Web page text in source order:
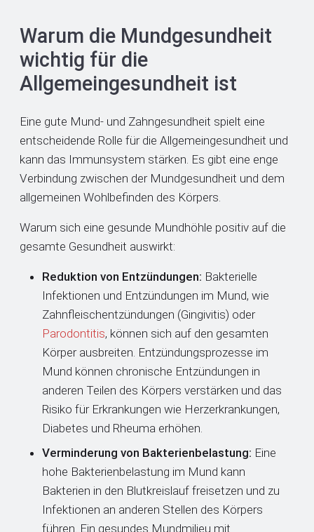
Warum die Mundgesundheit
wichtig für die
Allgemeingesundheit ist
Eine gute Mund- und Zahngesundheit spielt eine
entscheidende Rolle für die Allgemeingesundheit und
kann das Immunsystem stärken. Es gibt eine enge
Verbindung zwischen der Mundgesundheit und dem
allgemeinen Wohlbefinden des Körpers.
Warum sich eine gesunde Mundhöhle positiv auf die
gesamte Gesundheit auswirkt:
Reduktion von Entzündungen: Bakterielle
Infektionen und Entzündungen im Mund, wie
Zahnfleischentzündungen (Gingivitis) oder
Parodontitis, können sich auf den gesamten
Körper ausbreiten. Entzündungsprozesse im
Mund können chronische Entzündungen in
anderen Teilen des Körpers verstärken und das
Risiko für Erkrankungen wie Herzerkrankungen,
Diabetes und Rheuma erhöhen.
Verminderung von Bakterienbelastung: Eine
hohe Bakterienbelastung im Mund kann
Bakterien in den Blutkreislauf freisetzen und zu
Infektionen an anderen Stellen des Körpers
führen. Ein gesundes Mundmilieu mit